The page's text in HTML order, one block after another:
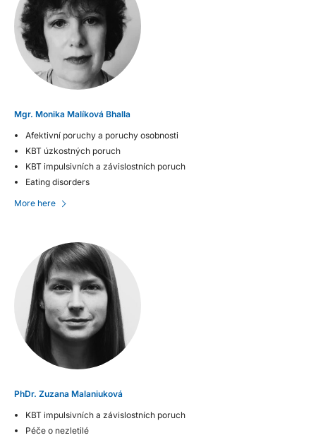
Mgr. Monika Malíková Bhalla
Afektivní poruchy a poruchy osobnosti
KBT úzkostných poruch
KBT impulsivních a závislostních poruch
Eating disorders
More here
PhDr. Zuzana Malaniuková
KBT impulsivních a závislostních poruch
Péče o nezletilé